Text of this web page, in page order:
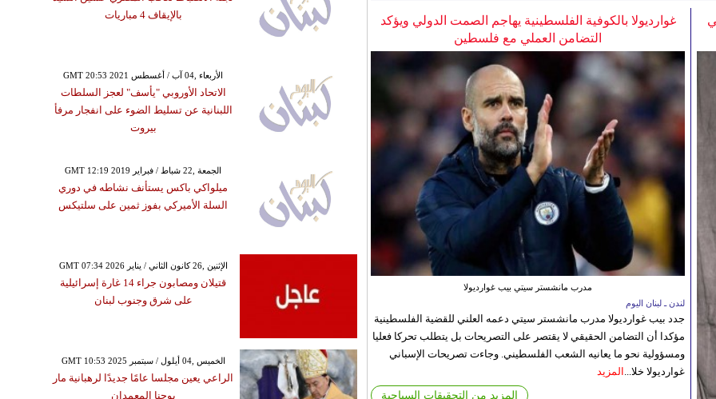
غوارديولا بالكوفية الفلسطينية يهاجم الصمت الدولي ويؤكد
التضامن العملي مع فلسطين
مدرب مانشستر سيتي بيب غوارديولا
لندن ـ لبنان اليوم
جدد بيب غوارديولا مدرب مانشستر سيتي دعمه العلني للقضية الفلسطينية
مؤكدا أن التضامن الحقيقي لا يقتصر على التصريحات بل يتطلب تحركا فعليا
ومسؤولية نحو ما يعانيه الشعب الفلسطيني. وجاءت تصريحات الإسباني
غوارديولا خلا... المزيد
المزيد من التحقيقات السياحية
بالإيقاف 4 مباريات
GMT 20:53 2021 الأربعاء ,04 آب / أغسطس
الاتحاد الأوروبي "يأسف" لعجز السلطات
اللبنانية عن تسليط الضوء على انفجار مرفأ
بيروت
GMT 12:19 2019 الجمعة ,22 شباط / فبراير
ميلواكي باكس يستأنف نشاطه في دوري
السلة الأميركي بفوز ثمين على سلتيكس
GMT 07:34 2026 الإثنين ,26 كانون الثاني / يناير
قتيلان ومصابون جراء 14 غارة إسرائيلية
على شرق وجنوب لبنان
GMT 10:53 2025 الخميس ,04 أيلول / سبتمبر
الراعي يعين مجلسا عامًا جديدًا لرهبانية مار
يوحنا المعمدان